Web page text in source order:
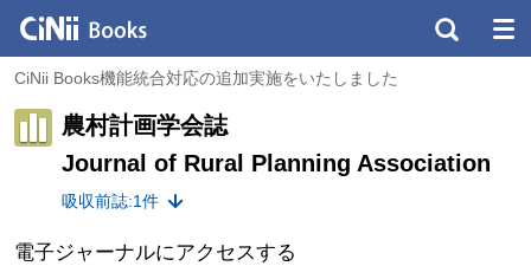
CiNii Books機能統合対応の追加実施をいたしました
農村計画学会誌
Journal of Rural Planning Association
吸収前誌:1件
電子ジャーナルにアクセスする